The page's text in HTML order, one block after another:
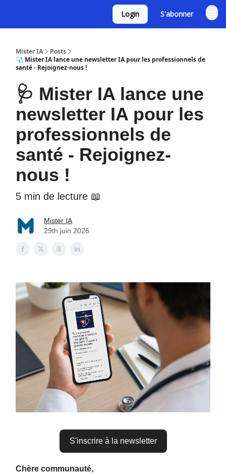
Login S'abonner
Mister IA
Posts
🩺 Mister IA lance une newsletter IA pour les professionnels de
santé - Rejoignez-nous !
🩺 Mister IA lance une
newsletter IA pour les
professionnels de
santé - Rejoignez-
nous !
5 min de lecture 📖
Mister IA
29th juin 2026
S'inscrire à la newsletter
Chère communauté,